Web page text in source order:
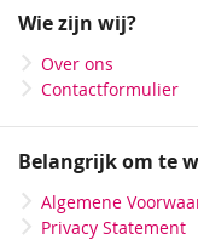
nieuwsbrief
Wie zijn wij?
Over ons
Contactformulier
Belangrijk om te
Algemene
Privacy Statement